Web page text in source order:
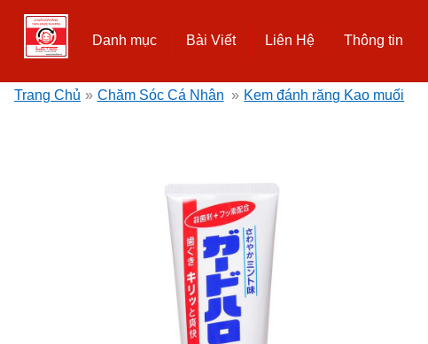
Danh mục Bài Viết Liên Hệ Thông tin
Trang Chủ » Chăm Sóc Cá Nhân » Kem đánh răng Kao muối